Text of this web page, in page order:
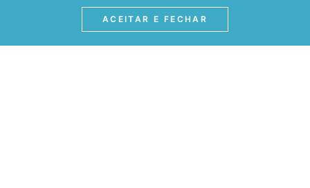
ACEITAR E FECHAR
Fale Conosco
Conheça a linha MVNDOS
Política de Troca e Devolução
Política de Privacidade
ATENDIMENTO